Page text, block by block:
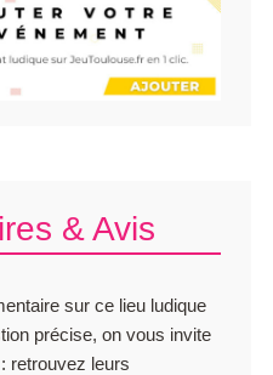
& Avis
sur ce lieu ludique
précise, on vous invite
retrouvez leurs